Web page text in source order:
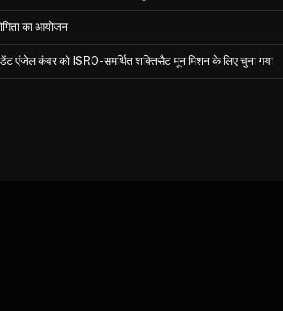
का आयोजन
एंजेल कंवर को ISRO-समर्थित शक्तिसैट मून मिशन के लिए चुना गया